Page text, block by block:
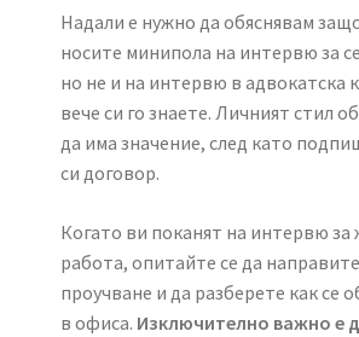
Надали е нужно да обяснявам
носите минипола на интервю за
но не и на интервю в адвокатска
вече си го знаете. Личният стил
да има значение, след като
си договор.
Когато ви поканят на интервю за
работа, опитайте се да
проучване и да разберете как се
в офиса. Изключително важно е